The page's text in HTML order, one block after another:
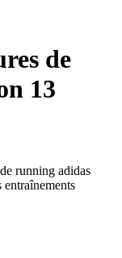
de
13
running adidas